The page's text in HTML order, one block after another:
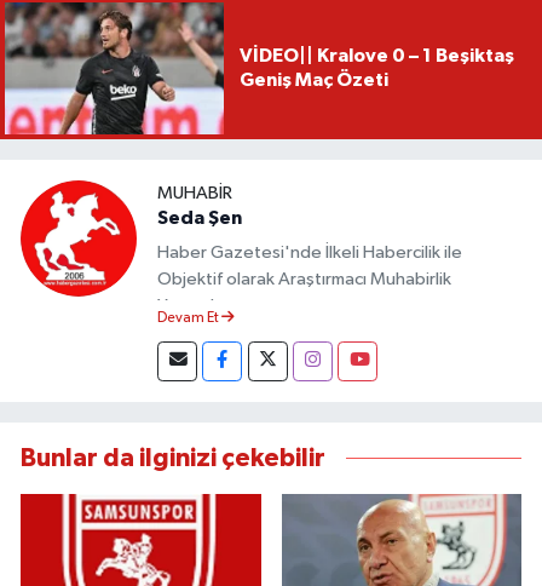
VİDEO|| Kralove 0 – 1 Beşiktaş
Geniş Maç Özeti
MUHABIR
Seda Şen
Haber Gazetesi'nde İlkeli Habercilik ile
Objektif olarak Araştırmacı Muhabirlik
Yapmaktayım.
Devam Et
Bunlar da ilginizi çekebilir